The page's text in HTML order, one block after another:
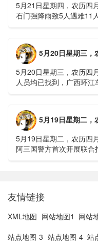
5月21日星期四，农历四
石门强降雨致5人遇难11
5月20日星期三，
5月20日星期三，农历四
人员均已找到，广西环
5月19日星期二，
5月19日星期二，农历四
阿三国警方首次开展联
友情链接
XML地图 网站地图1 网站
站点地图-3 站点地图-4 站